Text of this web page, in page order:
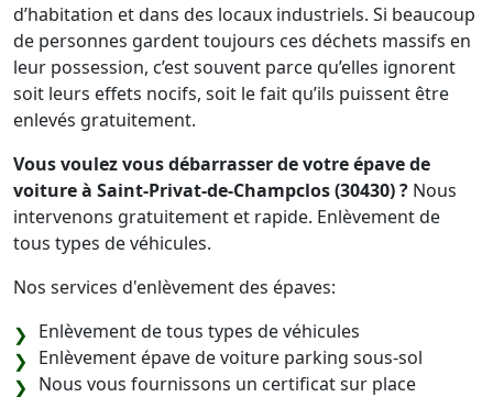
d’habitation et dans des locaux industriels. Si beaucoup
de personnes gardent toujours ces déchets massifs en
leur possession, c’est souvent parce qu’elles ignorent
soit leurs effets nocifs, soit le fait qu’ils puissent être
enlevés gratuitement.
Vous voulez vous débarrasser de votre épave de
voiture à Saint-Privat-de-Champclos (30430) ? Nous
intervenons gratuitement et rapide. Enlèvement de
tous types de véhicules.
Nos services d'enlèvement des épaves:
Enlèvement de tous types de véhicules
Enlèvement épave de voiture parking sous-sol
Nous vous fournissons un certificat sur place